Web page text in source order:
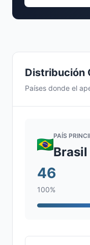
Distribución
Países donde el
PAÍS
Brasil
46
100%